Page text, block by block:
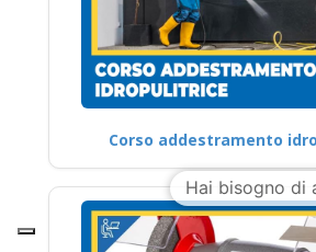
Corso addestramento